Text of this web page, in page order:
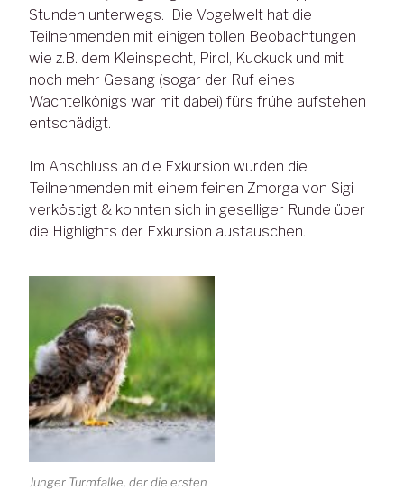
Stunden unterwegs. Die Vogelwelt hat die
Teilnehmenden mit einigen tollen Beobachtungen
wie z.B. dem Kleinspecht, Pirol, Kuckuck und mit
noch mehr Gesang (sogar der Ruf eines
Wachtelkönigs war mit dabei) fürs frühe aufstehen
entschädigt.
Im Anschluss an die Exkursion wurden die
Teilnehmenden mit einem feinen Zmorga von Sigi
verköstigt & konnten sich in geselliger Runde über
die Highlights der Exkursion austauschen.
Junger Turmfalke, der die ersten